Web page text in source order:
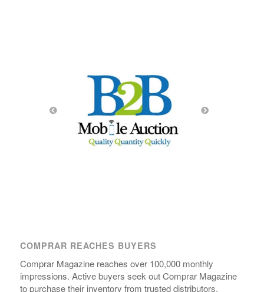
COMPRAR REACHES BUYERS
Comprar Magazine reaches over 100,000 monthly
impressions. Active buyers seek out Comprar Magazine
to purchase their inventory from trusted distributors.